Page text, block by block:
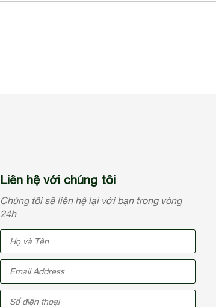
Liên hệ với chúng tôi
Chúng tôi sẽ liên hệ lại với bạn trong vòng
24h